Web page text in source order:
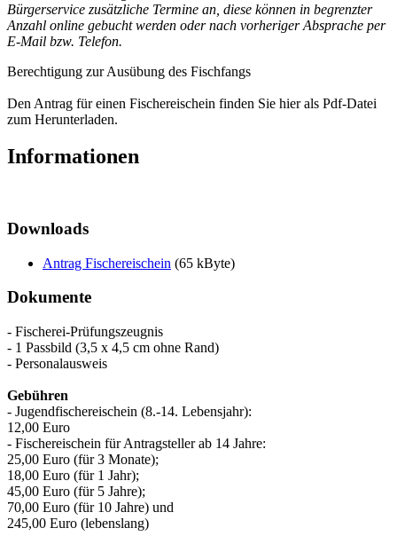
Bürgerservice zusätzliche Termine an, diese können in begrenzter
Anzahl online gebucht werden oder nach vorheriger Absprache per
E-Mail bzw. Telefon.
Berechtigung zur Ausübung des Fischfangs
Den Antrag für einen Fischereischein finden Sie hier als Pdf-Datei
zum Herunterladen.
Informationen
Downloads
Antrag Fischereischein (65 kByte)
Dokumente
- Fischerei-Prüfungszeugnis
- 1 Passbild (3,5 x 4,5 cm ohne Rand)
- Personalausweis
Gebühren
- Jugendfischereischein (8.-14. Lebensjahr):
12,00 Euro
- Fischereischein für Antragsteller ab 14 Jahre:
25,00 Euro (für 3 Monate);
18,00 Euro (für 1 Jahr);
45,00 Euro (für 5 Jahre);
70,00 Euro (für 10 Jahre) und
245,00 Euro (lebenslang)